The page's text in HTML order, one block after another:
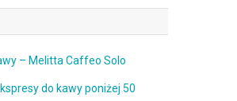
– Melitta Caffeo Solo
do kawy poniżej 50